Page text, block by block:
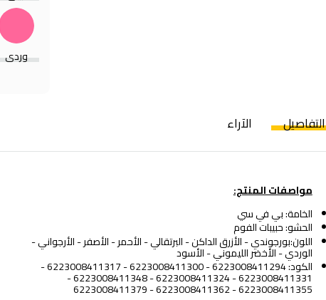
وردي
التفاصيل الآراء
مواصفات المنتج:
الخامة: بي في سي
الحشو: حبيبات الفوم
اللون:بورجوندي - الأزرق الداكن - البرتقالي - الأحمر - الأصفر - الأرجواني -
الوردي - الأخضر الليموني - الأسود
الكود: 6223008411294 - 6223008411300 - 6223008411317 -
6223008411331 - 6223008411324 - 6223008411348 -
6223008411355 - 6223008411362 - 6223008411379